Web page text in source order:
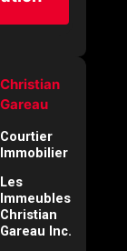
Christian
Gareau
Courtier
Immobilier
Les
Immeubles
Christian
Gareau Inc.